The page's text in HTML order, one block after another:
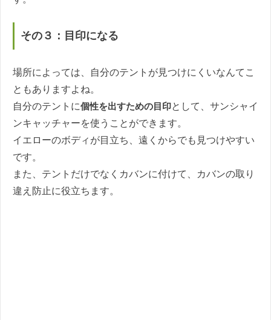
その３：目印になる
場所によっては、自分のテントが見つけにくいなんてこ
ともありますよね。
自分のテントに個性を出すための目印として、サンシャイ
ンキャッチャーを使うことができます。
イエローのボディが目立ち、遠くからでも見つけやすい
です。
また、テントだけでなくカバンに付けて、カバンの取り
違え防止に役立ちます。